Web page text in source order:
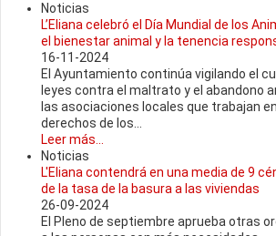
Noticias
L’Eliana celebró el Día Mundial de los
el bienestar animal y la tenencia
16-11-2024
El Ayuntamiento continúa vigilando el
leyes contra el maltrato y el abandono
las asociaciones locales que trabajan
derechos de los...
Leer más...
Noticias
L'Eliana contendrá en una media de 9
de la tasa de la basura a las viviendas
26-09-2024
El Pleno de septiembre aprueba otras